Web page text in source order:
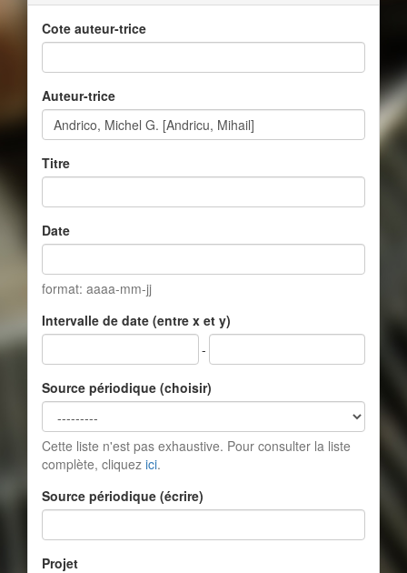
Cote auteur-trice
Auteur-trice
Titre
Date
format: aaaa-mm-jj
Intervalle de date (entre x et y)
-
Source périodique (choisir)
Cette liste n'est pas exhaustive. Pour consulter la liste
complète, cliquez ici.
Source périodique (écrire)
Projet